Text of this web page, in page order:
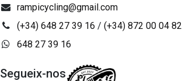
rampicycling@gmail.com
(+34) 648 27 39 16 / (+34) 872 00 04 82
648 27 39 16
Segueix-nos